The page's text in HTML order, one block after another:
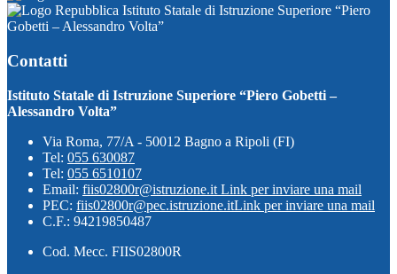
Istituto Statale di Istruzione Superiore “Piero
Gobetti – Alessandro Volta”
Contatti
Istituto Statale di Istruzione Superiore “Piero Gobetti –
Alessandro Volta”
Via Roma, 77/A - 50012 Bagno a Ripoli (FI)
Tel: 055 630087
Tel: 055 6510107
Email: fiis02800r@istruzione.it Link per inviare una mail
PEC: fiis02800r@pec.istruzione.itLink per inviare una mail
C.F.: 94219850487
Cod. Mecc. FIIS02800R